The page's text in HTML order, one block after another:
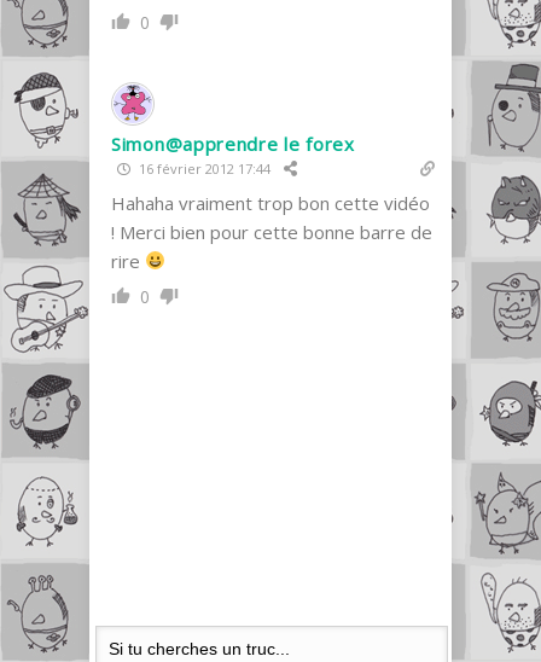
0
Simon@apprendre le forex
16 février 2012 17:44
Hahaha vraiment trop bon cette vidéo
! Merci bien pour cette bonne barre de
rire
0